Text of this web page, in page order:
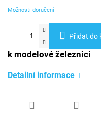
Možnosti doručení
Přidat do
k modelové železnici
Detailní informace